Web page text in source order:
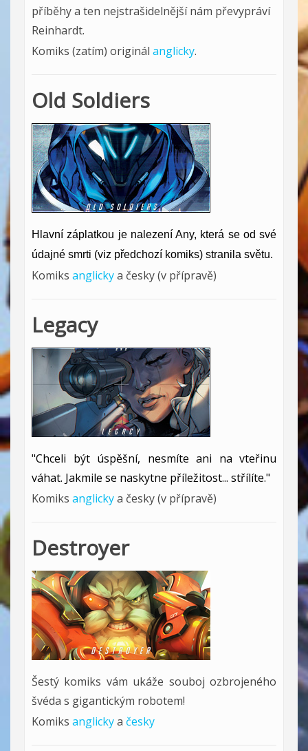
příběhy a ten nejstrašidelnější nám převypráví
Reinhardt.
Komiks (zatím) originál anglicky.
Old Soldiers
Hlavní záplatkou je nalezení Any, která se od své
údajné smrti (viz předchozí komiks) stranila světu.
Komiks anglickya česky (v přípravě)
Legacy
"Chceli být úspěšní, nesmíte ani na vteřinu
váhat. Jakmile se naskytne příležitost... střílíte."
Komiks anglickya česky (v přípravě)
Destroyer
Šestý komiks vám ukáže souboj ozbrojeného
švéda s gigantickým robotem!
Komiks anglickya česky